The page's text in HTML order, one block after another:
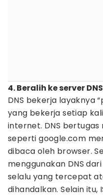
4. Beralih ke server
DNS bekerja layaknya
yang bekerja setiap
internet. DNS
seperti google.com
dibaca oleh browser.
menggunakan DNS
selalu yang tercepat
dihandalkan. Selain itu,